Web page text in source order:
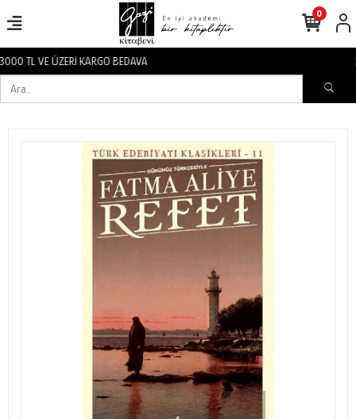
3000 TL VE ÜZERİ KARGO BEDAVA
0